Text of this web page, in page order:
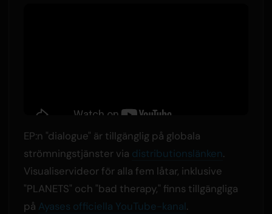
EP:n "dialogue" är tillgänglig på globala
strömningstjänster via distributionslänken.
Visualiservideor för alla fem låtar, inklusive
"PLANETS" och "bad therapy," finns tillgängliga
på Ayases officiella YouTube-kanal.